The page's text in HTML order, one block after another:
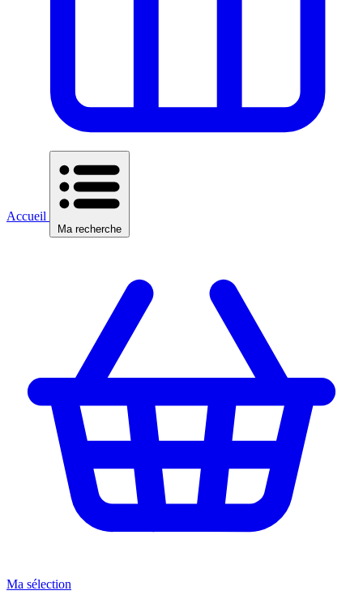
Accueil
Ma recherche
Ma sélection